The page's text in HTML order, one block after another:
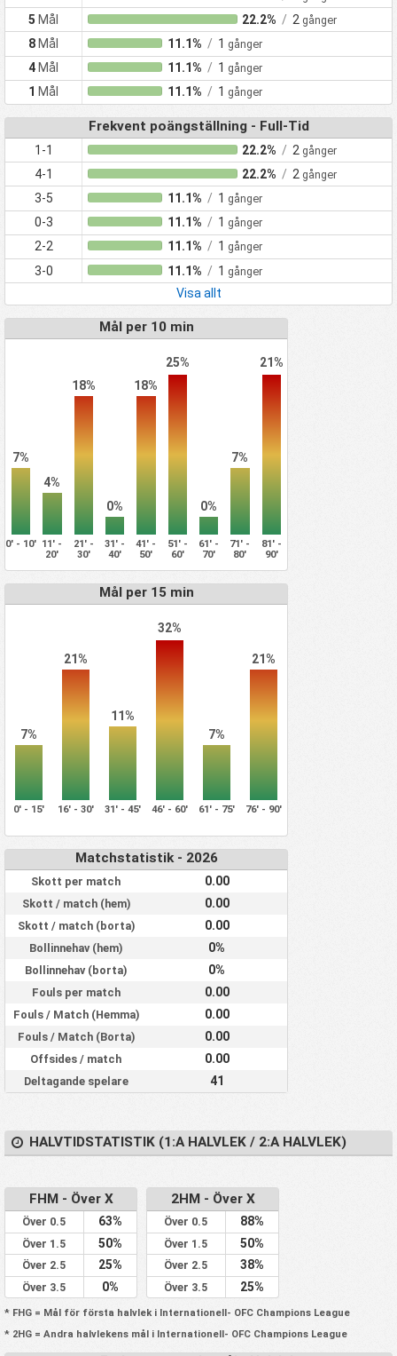
5 Mål 22.2% / 2 gånger
8 Mål 11.1% / 1 gånger
4 Mål 11.1% / 1 gånger
1 Mål 11.1% / 1 gånger
Frekvent poängställning - Full-Tid
1-1 22.2% / 2 gånger
4-1 22.2% / 2 gånger
3-5 11.1% / 1 gånger
0-3 11.1% / 1 gånger
2-2 11.1% / 1 gånger
3-0 11.1% / 1 gånger
Visa allt
Mål per 10 min
7%
4%
18%
0%
18%
25%
0%
7%
21%
0' - 10' 11' -
20'
21' -
30'
31' -
40'
41' -
50'
51' -
60'
61' -
70'
71' -
80'
81' -
90'
Mål per 15 min
7%
21%
11%
32%
7%
21%
0' - 15' 16' - 30' 31' - 45' 46' - 60' 61' - 75' 76' - 90'
Matchstatistik - 2026
Skott per match 0.00
Skott / match (hem) 0.00
Skott / match (borta) 0.00
Bollinnehav (hem) 0%
Bollinnehav (borta) 0%
Fouls per match 0.00
Fouls / Match (Hemma) 0.00
Fouls / Match (Borta) 0.00
Offsides / match 0.00
Deltagande spelare 41
HALVTIDSTATISTIK (1:A HALVLEK / 2:A HALVLEK)
FHM - Över X
Över 0.5 63%
Över 1.5 50%
Över 2.5 25%
Över 3.5 0%
2HM - Över X
Över 0.5 88%
Över 1.5 50%
Över 2.5 38%
Över 3.5 25%
* FHG = Mål för första halvlek i Internationell- OFC Champions League
* 2HG = Andra halvlekens mål i Internationell- OFC Champions League